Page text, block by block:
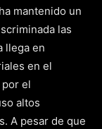
mantenido un
las
llega en
en el
el
altos
A pesar de que